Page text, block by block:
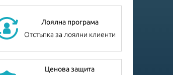
Лоялна програма
Отстъпка за лоялни клиенти
Ценова защита